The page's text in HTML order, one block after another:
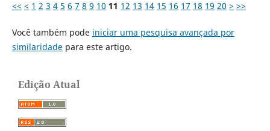
<< < 1 2 3 4 5 6 7 8 9 10 11 12 13 14 15 16 17 18 19 20 > >>
Você também pode iniciar uma pesquisa avançada por
similaridadepara este artigo.
Edição Atual